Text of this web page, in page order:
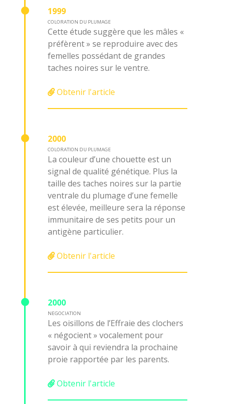
1999
COLORATION DU PLUMAGE
Cette étude suggère que les mâles «
préfèrent » se reproduire avec des
femelles possédant de grandes
taches noires sur le ventre.
Obtenir l'article
2000
COLORATION DU PLUMAGE
La couleur d’une chouette est un
signal de qualité génétique. Plus la
taille des taches noires sur la partie
ventrale du plumage d’une femelle
est élevée, meilleure sera la réponse
immunitaire de ses petits pour un
antigène particulier.
Obtenir l'article
2000
NEGOCIATION
Les oisillons de l’Effraie des clochers
« négocient » vocalement pour
savoir à qui reviendra la prochaine
proie rapportée par les parents.
Obtenir l'article